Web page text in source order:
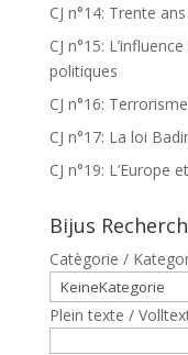
CJ n°14: Trente
CJ n°15:
politiques
CJ n°16:
CJ n°17: La loi
CJ n°19: L’Europe
Bijus
Catègorie /
Plein texte /